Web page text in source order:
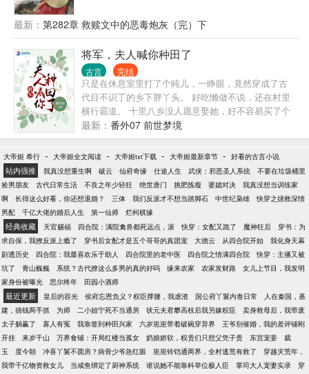
恶毒庶姐，即使真相曝光，男主依旧不愿放手！ “我才
是你的救命恩人啊！她在冒充我！” “我知道。但我爱
的就是她。” [世界二]被逆袭的带球跑女主 女配穿书，
害得带球跑女主颠沛流离。 几年过去，男主无意间遇
到女主。 即使不认识她，不知道她是那晚的女人，只
以为她是个普通的单亲妈妈，他依旧不可救药地爱上
她！ [世界三]末世文的炮灰校花 他看她浅薄，对她曾
经的示好视若不见，末世来临，看她依旧众星捧月，
他却妒火心起，想杀光她身边所有的男人。 [世界四]
年代文的作精小姑子 [世界五]全星际唯一的omega [世
界六]......
最新： 第282章 救赎文中的恶毒炮灰（完）下
将军，夫人喊你种田了
古言 完结
只是在休息室里打了个盹儿，一睁眼，竟然穿成了古
代目不识丁的乡下胖丫头。 好吃懒做不说，还在村里
横行霸道。 十里八乡没人愿意娶她，好不容易买了个
金龟婿，大婚之日竟让人逃了。 恶霸老爹一怒之下去
道上掳了个夫君给她。 就是……爹你掳的是不是有点
不太对呀？ ＊ 婚后的苏胖丫很忙。 忙着改造恶霸爹
爹与恶霸弟弟。 忙着抢救貌美如花的神将夫君。 忙着
养育三个小小恶霸小豆丁。 一不小心，将自己忙成了
大燕最位高权重的一品女侯！
最新： 番外07 前世梦境
大帝姬 希行 - 大帝姬全文阅读 - 大帝姬txt下载 - 大帝姬最新章节 - 好看的古言小说
站内强推 我真没想重生啊 破云 仙府奇缘 仕途人生 武侠：邪恶圣人系统
不要在垃圾桶里
捡男朋友
古代日常生活 不良之年少轻狂 绝世唐门 挑肥拣瘦 婆媳对决
我真没想当训练家
啊
长得这么好看，你还想退婚？ 三体 我们反派才不想当踏脚石 中世纪枭雄
快穿之拯救深情
男配
千亿大佬的婚后人生 第一仙师 烂柯棋缘
经典收藏 天官赐福 四合院：满院禽兽都死远点，滚 快穿：女配又跪了 魔神狂后
穿书：为
求自保，我撩反派上瘾了
穿书后女配才是五个哥哥的真团宠 大德云 从四合院开始
我化身天幕
剧透历史
四合院：我最喜欢乐于助人 四合院里的老中医 四合院之情满四合院
快穿：主播又被
坑了
青山巍巍 系统？古代撩这么多男的真的好吗 缘来农家 农家发财路
女儿上节目，我发明
家身份被曝光
思尔终年 田园小酒师
最近更新 皇后的容光 侯府忘恩负义？权臣撑腰，我虐渣 国公府丫鬟内卷日常
人在秦国，基
建，搞钱两手抓
为师 二小姐宁死不当通房 状元夫君攀高枝后我另嫁权臣
卖身救母后，我带废
太子躺赢了
寡人有冤 我靠签到种田兴家 六岁崽崽带着破碗穿异界
王爷别催婚，我的差评铺刚
开挂
来岁千山 万界食铺：开局红楼当孤女 奶娘娇软，权贵们只想父凭子贵 东宫宠妾
裁
玉
度今朝 冲喜丫鬟不圆房？病骨少爷急红眼 崽崽铃铛通两界，全村逃荒有救了
穿越灾荒年，
我带千亿物资救女儿
当咸鱼绑定了厨神系统 谁说她不能靠科举位极人臣 掌司大人宠妻实录
穿